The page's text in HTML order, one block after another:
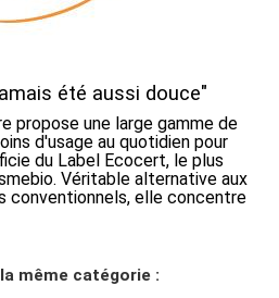
été aussi douce"
propose une large gamme de
d'usage au quotidien pour
du Label Ecocert, le plus
Véritable alternative aux
conventionnels, elle concentre
même catégorie :